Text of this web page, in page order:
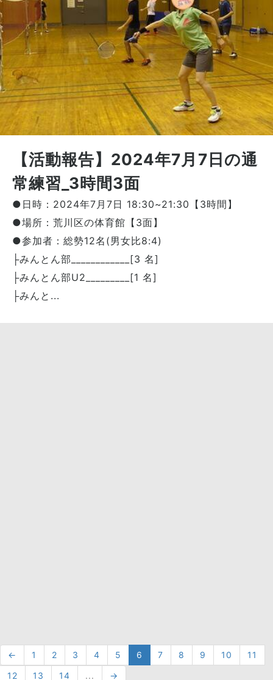
【活動報告】2024年7月7日の通
常練習_3時間3面
●日時：2024年7月7日 18:30~21:30【3時間】
●場所：荒川区の体育館【3面】
●参加者：総勢12名(男女比8:4)
├みんとん部____________[3 名]
├みんとん部U2_________[1 名]
├みんと...
← 1 2 3 4 5 6 7 8 9 10
11
12
13 14 ... →